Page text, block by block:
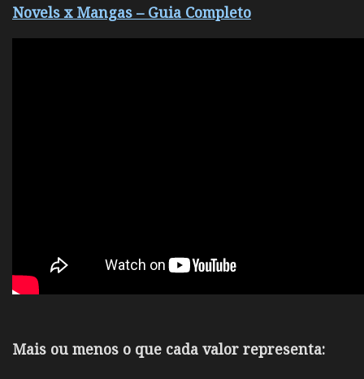
Novels x Mangas – Guia Completo
Mais ou menos o que cada valor representa: